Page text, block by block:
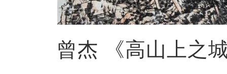
曾杰 《高山上之城